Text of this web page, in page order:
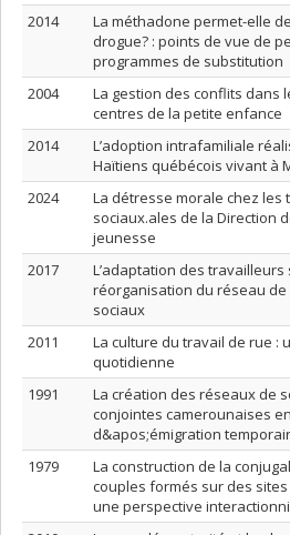
2014
La méthadone permet-elle
drogue? : points de vue de
programmes de substitution
2004
La gestion des conflits dans
centres de la petite enfance
2014
L’adoption intrafamiliale
Haïtiens québécois vivant à
2024
La détresse morale chez les
sociaux.ales de la Direction
jeunesse
2017
L’adaptation des
réorganisation du réseau
sociaux
2011
La culture du travail de rue :
quotidienne
1991
La création des réseaux de
conjointes camerounaises
d&apos;émigration
1979
La construction de la
couples formés sur des
une perspective